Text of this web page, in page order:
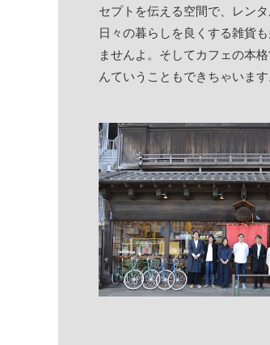
セプトを伝える空間で、レン
日々の暮らしを良くする雑貨
ませんよ。そしてカフェの本
んていうこともできちゃいます